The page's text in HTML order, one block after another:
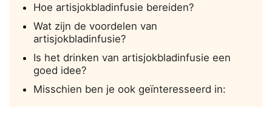
Hoe artisjokbladinfusie bereiden?
Wat zijn de voordelen van
artisjokbladinfusie?
Is het drinken van artisjokbladinfusie een
goed idee?
Misschien ben je ook geïnteresseerd in: